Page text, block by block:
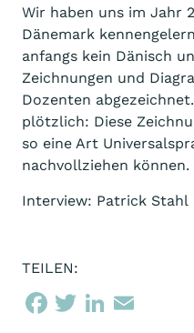
Wir haben uns im Jahr
Dänemark
anfangs kein Dänisch
Zeichnungen und
Dozenten
plötzlich: Diese
so eine Art
nachvollziehen können.
Interview: Patrick Stahl
TEILEN: